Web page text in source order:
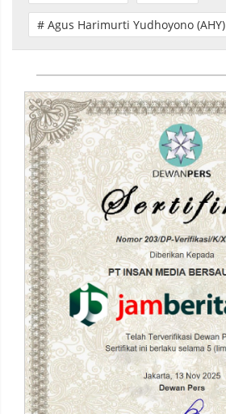
# Agus Harimurti Yudhoyono (AHY)